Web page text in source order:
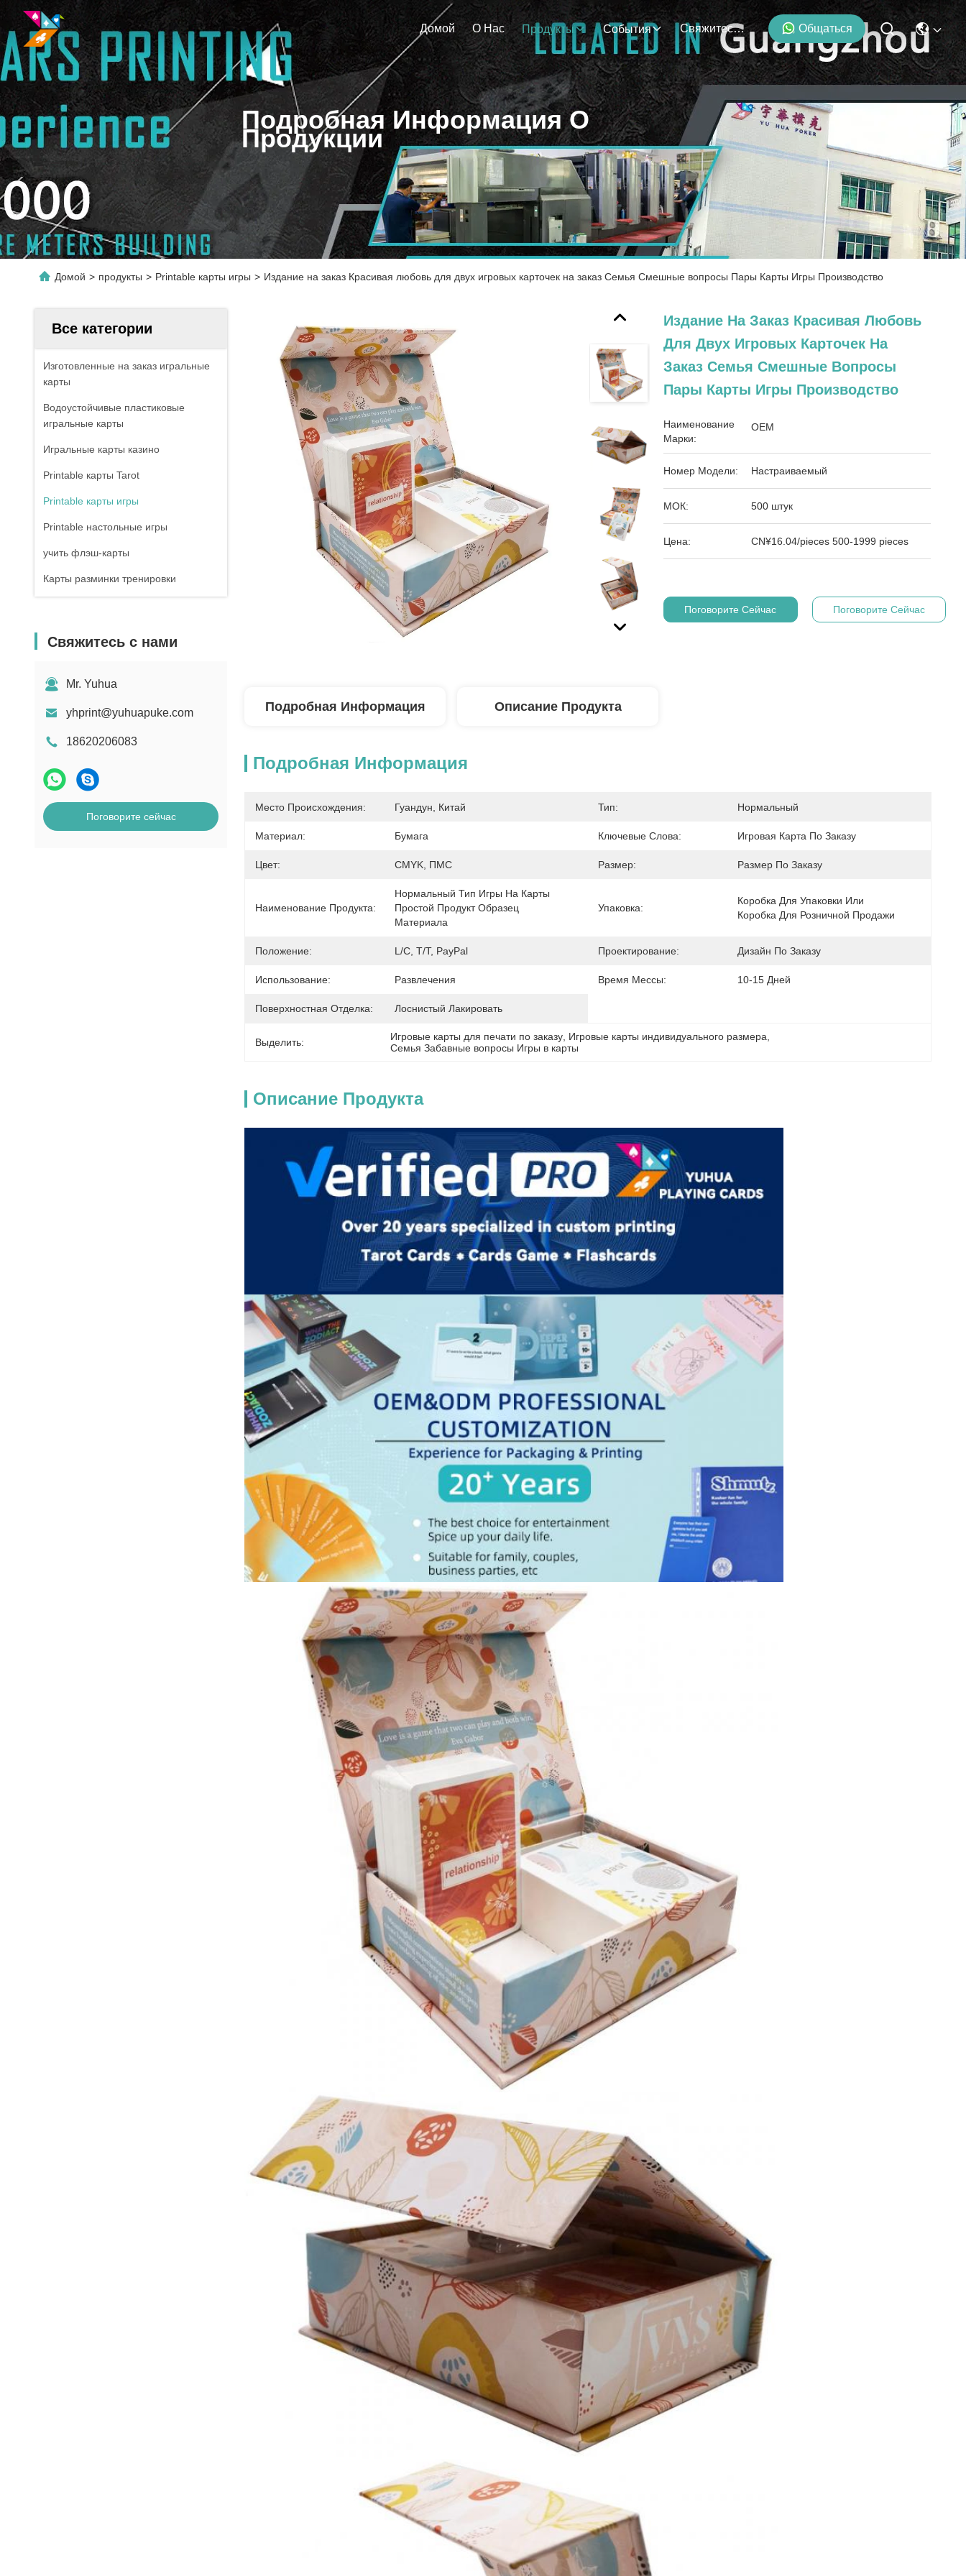
Домой О Нас Продукты События Свяжитесь С Нами Общаться
Подробная Информация О
Продукции
Домой > продукты > Printable карты игры > Издание на заказ Красивая любовь для двух игровых карточек на заказ Семья Смешные вопросы Пары Карты Игры Производство
Все категории
Изготовленные на заказ игральные
карты
Водоустойчивые пластиковые
игральные карты
Игральные карты казино
Printable карты Tarot
Printable карты игры
Printable настольные игры
учить флэш-карты
Карты разминки тренировки
Свяжитесь с нами
Mr. Yuhua
yhprint@yuhuapuke.com
18620206083
Поговорите сейчас
Издание На Заказ Красивая Любовь
Для Двух Игровых Карточек На
Заказ Семья Смешные Вопросы
Пары Карты Игры Производство
Наименование
Марки:
OEM
Номер Модели: Настраиваемый
МОК: 500 штук
Цена: CN¥16.04/pieces 500-1999 pieces
Поговорите Сейчас Поговорите Сейчас
Подробная Информация Описание Продукта
Подробная Информация
Место Происхождения: Гуандун, Китай Тип: Нормальный
Материал: Бумага Ключевые Слова: Игровая Карта По Заказу
Цвет: CMYK, ПМС Размер: Размер По Заказу
Наименование Продукта:
Нормальный Тип Игры На Карты
Простой Продукт Образец
Материала
Упаковка:
Коробка Для Упаковки Или
Коробка Для Розничной Продажи
Положение: L/C, T/T, PayPal Проектирование: Дизайн По Заказу
Использование: Развлечения Время Мессы: 10-15 Дней
Поверхностная Отделка: Лоснистый Лакировать
Выделить: Игровые карты для печати по заказу Игровые карты индивидуального размера
Семья Забавные вопросы Игры в карты
Описание Продукта